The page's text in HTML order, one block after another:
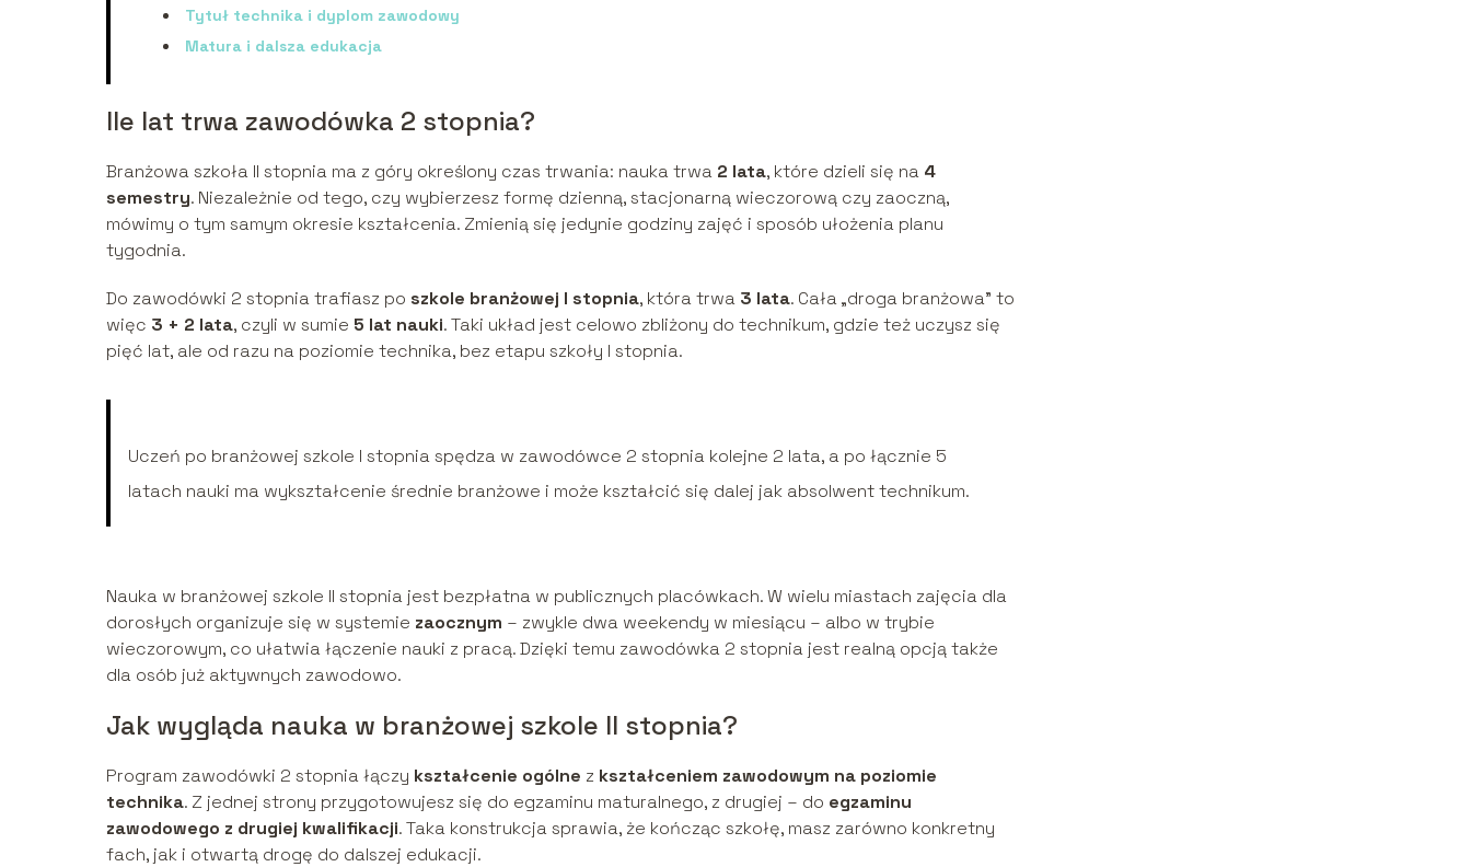
Tytuł technika i dyplom zawodowy
Matura i dalsza edukacja
Ile lat trwa zawodówka 2 stopnia?
Branżowa szkoła II stopnia ma z góry określony czas trwania: nauka trwa 2 lata, które dzieli się na 4
semestry. Niezależnie od tego, czy wybierzesz formę dzienną, stacjonarną wieczorową czy zaoczną,
mówimy o tym samym okresie kształcenia. Zmienią się jedynie godziny zajęć i sposób ułożenia planu
tygodnia.
Do zawodówki 2 stopnia trafiasz po szkole branżowej I stopnia, która trwa 3 lata. Cała „droga branżowa” to
więc 3 + 2 lata, czyli w sumie 5 lat nauki. Taki układ jest celowo zbliżony do technikum, gdzie też uczysz się
pięć lat, ale od razu na poziomie technika, bez etapu szkoły I stopnia.
Uczeń po branżowej szkole I stopnia spędza w zawodówce 2 stopnia kolejne 2 lata, a po łącznie 5
latach nauki ma wykształcenie średnie branżowe i może kształcić się dalej jak absolwent technikum.
Nauka w branżowej szkole II stopnia jest bezpłatna w publicznych placówkach. W wielu miastach zajęcia dla
dorosłych organizuje się w systemie zaocznym – zwykle dwa weekendy w miesiącu – albo w trybie
wieczorowym, co ułatwia łączenie nauki z pracą. Dzięki temu zawodówka 2 stopnia jest realną opcją także
dla osób już aktywnych zawodowo.
Jak wygląda nauka w branżowej szkole II stopnia?
Program zawodówki 2 stopnia łączy kształcenie ogólne z kształceniem zawodowym na poziomie
technika. Z jednej strony przygotowujesz się do egzaminu maturalnego, z drugiej – do egzaminu
zawodowego z drugiej kwalifikacji. Taka konstrukcja sprawia, że kończąc szkołę, masz zarówno konkretny
fach, jak i otwartą drogę do dalszej edukacji.